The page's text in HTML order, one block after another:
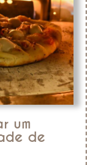
um
de